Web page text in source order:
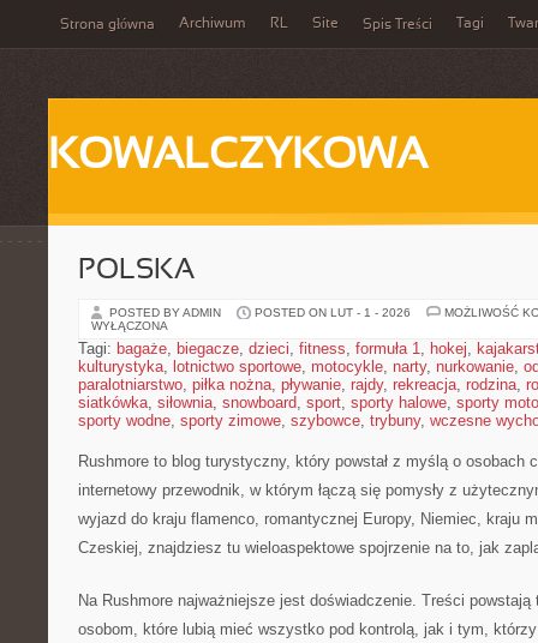
Strona główna Archiwum RL Site Spis Treści Tagi
KOWALCZYKOWA
POLSKA
POSTED BY ADMIN POSTED ON LUT - 1 - 2026
MOŻLIWOŚĆ
WYŁĄCZONA
Tagi: bagaże, biegacze, dzieci, fitness, formuła 1, hokej,
kulturystyka, lotnictwo sportowe, motocykle, narty, nurkowanie,
paralotniarstwo, piłka nożna, pływanie, rajdy, rekreacja, rodzina,
siatkówka, siłownia, snowboard, sport, sporty halowe, sporty
sporty wodne, sporty zimowe, szybowce, trybuny, wczesne
Rushmore to blog turystyczny, który powstał z myślą o osobach
internetowy przewodnik, w którym łączą się pomysły z
wyjazd do kraju flamenco, romantycznej Europy, Niemiec, kraju
Czeskiej, znajdziesz tu wieloaspektowe spojrzenie na to, jak
Na Rushmore najważniejsze jest doświadczenie. Treści
osobom, które lubią mieć wszystko pod kontrolą, jak i tym,